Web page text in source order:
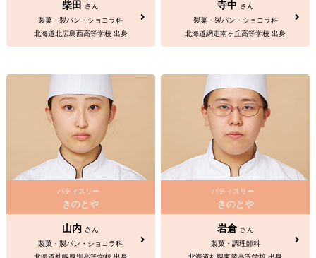
柴田
さん
製菓・製パン・ショコラ科
北海道北広島西高等学校 出身
寺中 さん
製菓・製パン・ショコラ科
北海道網走南ヶ丘高等学校 出身
パティスリー
きのとや
山内 さん
製菓・製パン・ショコラ科
パティスリー
きのとや
岩倉 さん
製菓・調理師科